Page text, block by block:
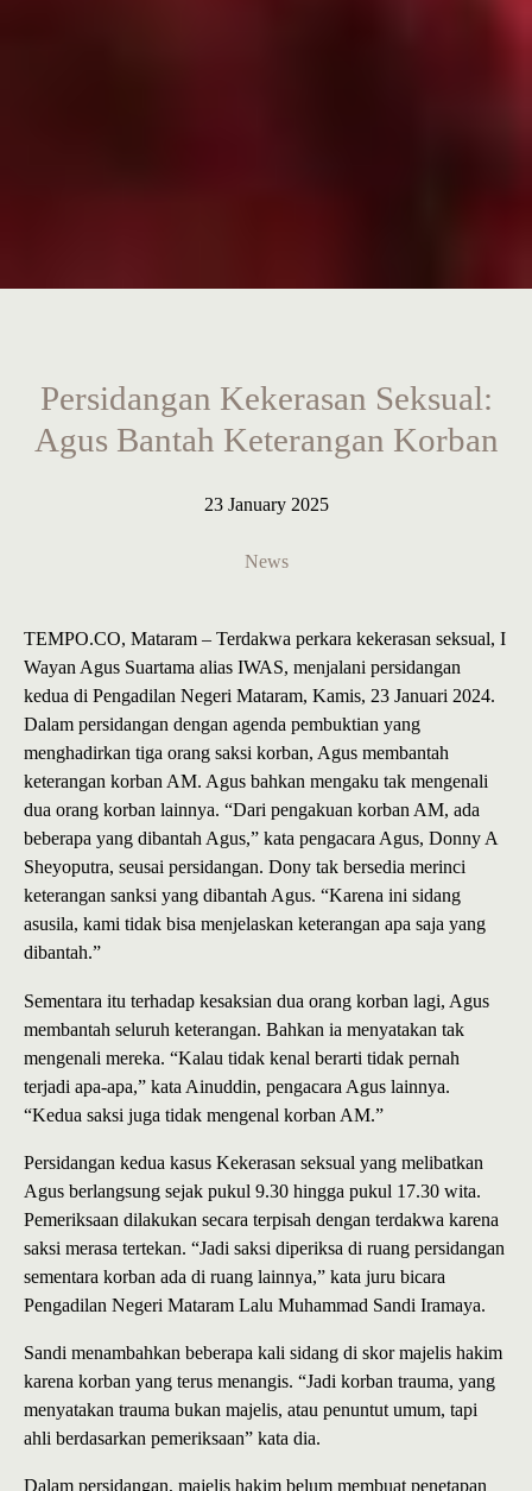
Persidangan Kekerasan Seksual:
Agus Bantah Keterangan Korban
23 January 2025
News
TEMPO.CO, Mataram – Terdakwa perkara kekerasan seksual, I
Wayan Agus Suartama alias IWAS, menjalani persidangan
kedua di Pengadilan Negeri Mataram, Kamis, 23 Januari 2024.
Dalam persidangan dengan agenda pembuktian yang
menghadirkan tiga orang saksi korban, Agus membantah
keterangan korban AM. Agus bahkan mengaku tak mengenali
dua orang korban lainnya. “Dari pengakuan korban AM, ada
beberapa yang dibantah Agus,” kata pengacara Agus, Donny A
Sheyoputra, seusai persidangan. Dony tak bersedia merinci
keterangan sanksi yang dibantah Agus. “Karena ini sidang
asusila, kami tidak bisa menjelaskan keterangan apa saja yang
dibantah.”
Sementara itu terhadap kesaksian dua orang korban lagi, Agus
membantah seluruh keterangan. Bahkan ia menyatakan tak
mengenali mereka. “Kalau tidak kenal berarti tidak pernah
terjadi apa-apa,” kata Ainuddin, pengacara Agus lainnya.
“Kedua saksi juga tidak mengenal korban AM.”
Persidangan kedua kasus Kekerasan seksual yang melibatkan
Agus berlangsung sejak pukul 9.30 hingga pukul 17.30 wita.
Pemeriksaan dilakukan secara terpisah dengan terdakwa karena
saksi merasa tertekan. “Jadi saksi diperiksa di ruang persidangan
sementara korban ada di ruang lainnya,” kata juru bicara
Pengadilan Negeri Mataram Lalu Muhammad Sandi Iramaya.
Sandi menambahkan beberapa kali sidang di skor majelis hakim
karena korban yang terus menangis. “Jadi korban trauma, yang
menyatakan trauma bukan majelis, atau penuntut umum, tapi
ahli berdasarkan pemeriksaan” kata dia.
Dalam persidangan, majelis hakim belum membuat penetapan